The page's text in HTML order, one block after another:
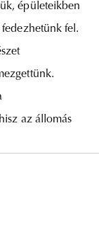
épületeikben
fel.
az állomás